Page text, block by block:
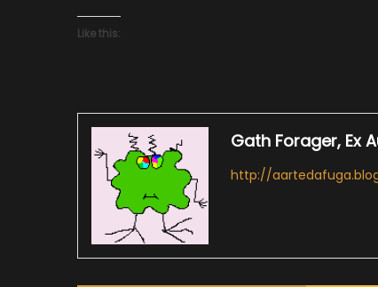
Like this:
Gath Forager, Ex
http://